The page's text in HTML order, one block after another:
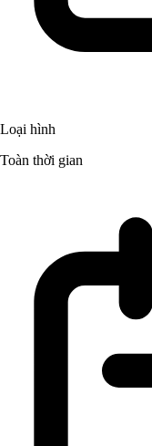
Loại hình
Toàn thời gian